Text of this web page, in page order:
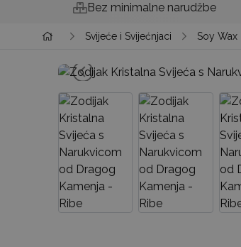
Bez minimalne narudžbe
Svijeće i Svijećnjaci Soy Wax